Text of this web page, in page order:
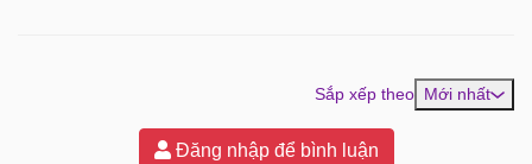
Sắp xếp theo Mới nhất
Đăng nhập để bình luận